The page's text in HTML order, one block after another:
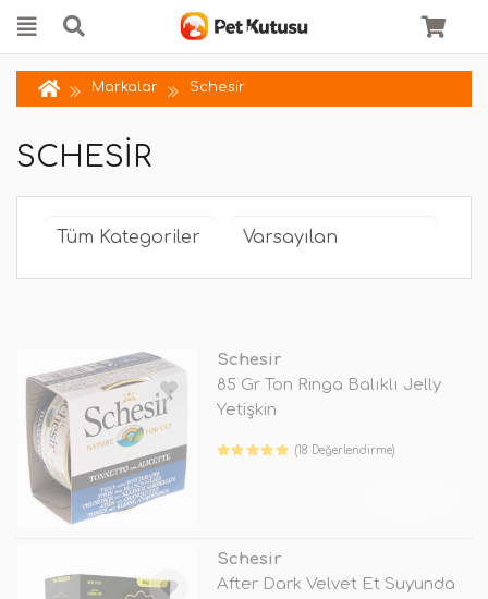
Markalar Schesir
SCHESIR
Schesir
85 Gr Ton Ringa Balıklı Jelly
Yetişkin
(18 Değerlendirme)
Schesir
After Dark Velvet Et Suyunda